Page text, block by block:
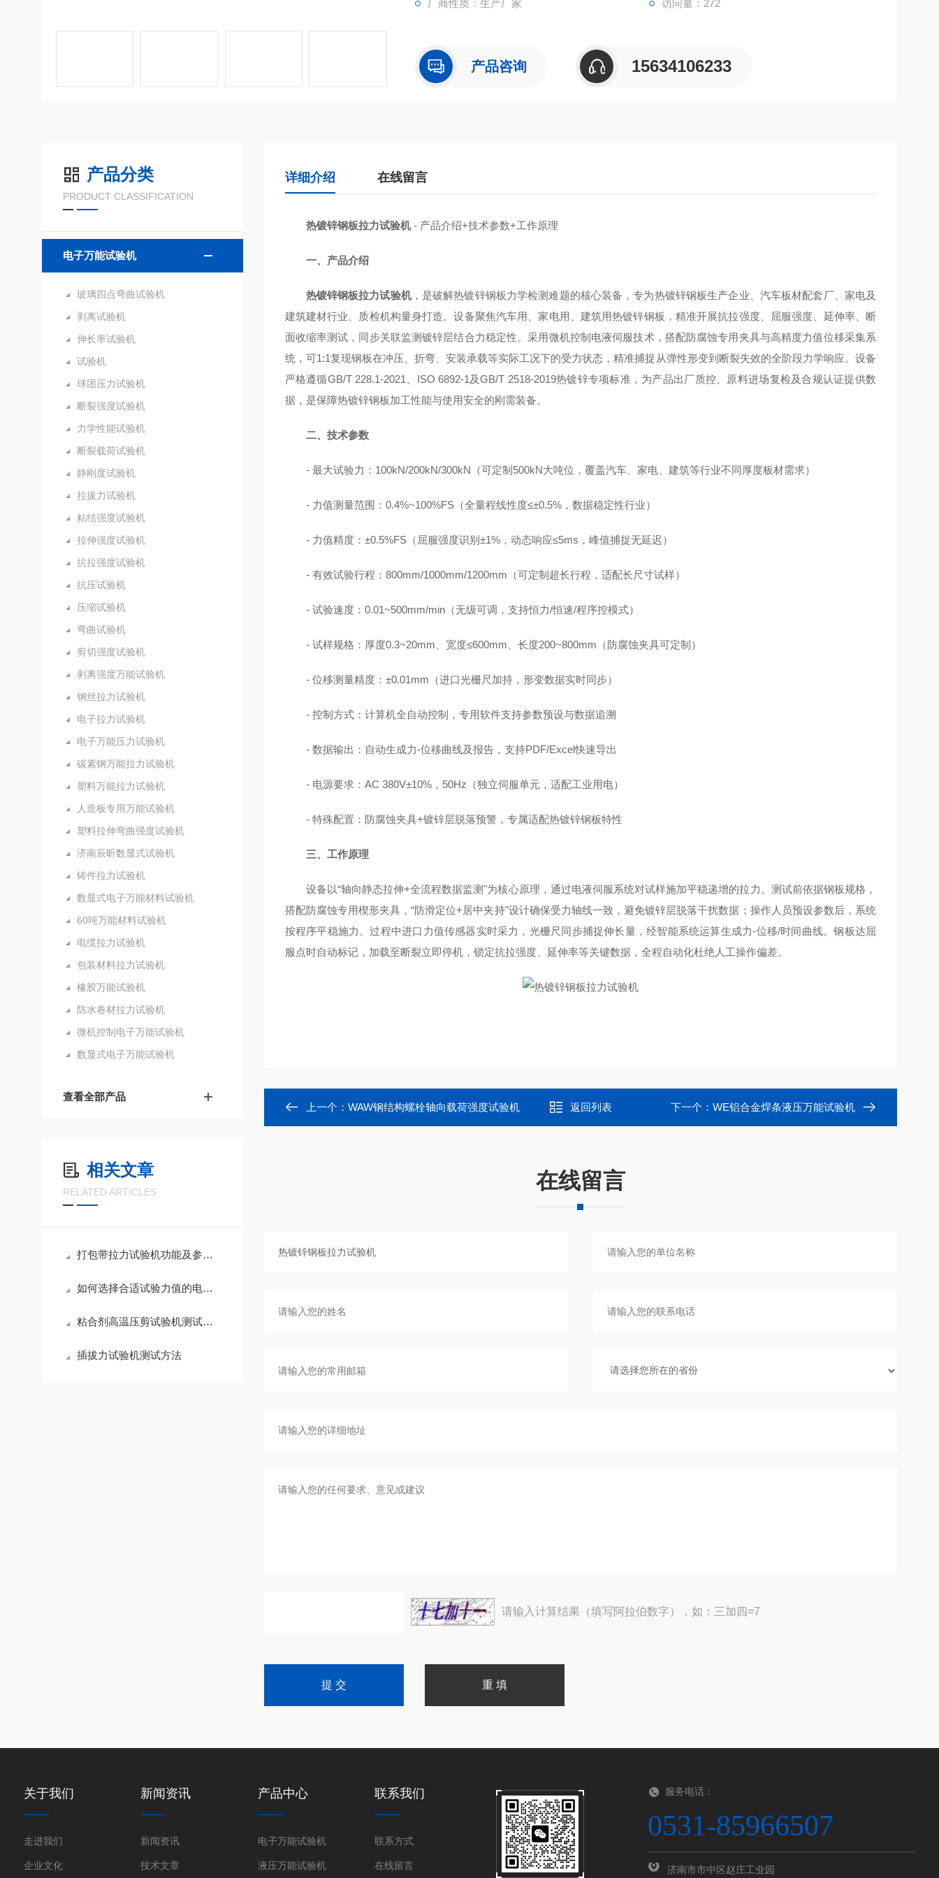
厂商性质：生产厂家 访问量：272
产品咨询 15634106233
产品分类
PRODUCT CLASSIFICATION
电子万能试验机
玻璃四点弯曲试验机
剥离试验机
伸长率试验机
试验机
球团压力试验机
断裂强度试验机
力学性能试验机
断裂载荷试验机
静刚度试验机
拉拔力试验机
粘结强度试验机
拉伸强度试验机
抗拉强度试验机
抗压试验机
压缩试验机
弯曲试验机
剪切强度试验机
剥离强度万能试验机
钢丝拉力试验机
电子拉力试验机
电子万能压力试验机
碳素钢万能拉力试验机
塑料万能拉力试验机
人造板专用万能试验机
塑料拉伸弯曲强度试验机
济南辰昕数显式试验机
铸件拉力试验机
数显式电子万能材料试验机
60吨万能材料试验机
电缆拉力试验机
包装材料拉力试验机
橡胶万能试验机
防水卷材拉力试验机
微机控制电子万能试验机
数显式电子万能试验机
查看全部产品
相关文章
RELATED ARTICLES
打包带拉力试验机功能及参数介绍
如何选择合适试验力值的电子拉力试验机
粘合剂高温压剪试验机测试方法
插拔力试验机测试方法
详细介绍 在线留言
热镀锌钢板拉力试验机- 产品介绍+技术参数+工作原理
一、产品介绍
热镀锌钢板拉力试验机，是破解热镀锌钢板力学检测难题的核心装备，专为热镀锌钢板生产企业、汽车板材配套厂、家电及
建筑建材行业、质检机构量身打造。设备聚焦汽车用、家电用、建筑用热镀锌钢板，精准开展抗拉强度、屈服强度、延伸率、断
面收缩率测试，同步关联监测镀锌层结合力稳定性。采用微机控制电液伺服技术，搭配防腐蚀专用夹具与高精度力值位移采集系
统，可1:1复现钢板在冲压、折弯、安装承载等实际工况下的受力状态，精准捕捉从弹性形变到断裂失效的全阶段力学响应。设备
严格遵循GB/T 228.1-2021、ISO 6892-1及GB/T 2518-2019热镀锌专项标准，为产品出厂质控、原料进场复检及合规认证提供数
据，是保障热镀锌钢板加工性能与使用安全的刚需装备。
二、技术参数
- 最大试验力：100kN/200kN/300kN（可定制500kN大吨位，覆盖汽车、家电、建筑等行业不同厚度板材需求）
- 力值测量范围：0.4%~100%FS（全量程线性度≤±0.5%，数据稳定性行业）
- 力值精度：±0.5%FS（屈服强度识别±1%，动态响应≤5ms，峰值捕捉无延迟）
- 有效试验行程：800mm/1000mm/1200mm（可定制超长行程，适配长尺寸试样）
- 试验速度：0.01~500mm/min（无级可调，支持恒力/恒速/程序控模式）
- 试样规格：厚度0.3~20mm、宽度≤600mm、长度200~800mm（防腐蚀夹具可定制）
- 位移测量精度：±0.01mm（进口光栅尺加持，形变数据实时同步）
- 控制方式：计算机全自动控制，专用软件支持参数预设与数据追溯
- 数据输出：自动生成力-位移曲线及报告，支持PDF/Excel快速导出
- 电源要求：AC 380V±10%，50Hz（独立伺服单元，适配工业用电）
- 特殊配置：防腐蚀夹具+镀锌层脱落预警，专属适配热镀锌钢板特性
三、工作原理
设备以“轴向静态拉伸+全流程数据监测"为核心原理，通过电液伺服系统对试样施加平稳递增的拉力。测试前依据钢板规格，
搭配防腐蚀专用楔形夹具，“防滑定位+居中夹持"设计确保受力轴线一致，避免镀锌层脱落干扰数据；操作人员预设参数后，系统
按程序平稳施力。过程中进口力值传感器实时采力，光栅尺同步捕捉伸长量，经智能系统运算生成力-位移/时间曲线。钢板达屈
服点时自动标记，加载至断裂立即停机，锁定抗拉强度、延伸率等关键数据，全程自动化杜绝人工操作偏差。
上一个： WAW钢结构螺栓轴向载荷强度试验机 返回列表 下一个： WE铝合金焊条液压万能试验机
在线留言
请输入计算结果（填写阿拉伯数字），如：三加四=7
关于我们
走进我们
企业文化
新闻资讯
新闻资讯
技术文章
产品中心
电子万能试验机
液压万能试验机
联系我们
联系方式
在线留言
服务电话：
0531-85966507
济南市市中区赵庄工业园